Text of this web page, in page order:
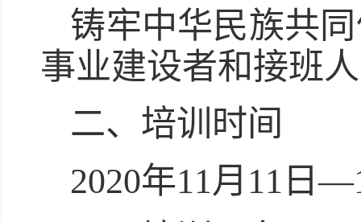
铸牢中华民族共
事业建设者和接班人
二、培训时间
2020年11月11日